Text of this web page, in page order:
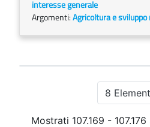
interesse generale
Argomenti:Agricoltura e sviluppo
8
Mostrati 107.169 -